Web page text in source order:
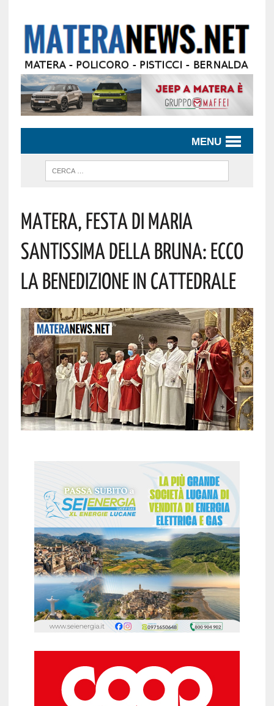
MENU
Matera, Festa Di Maria
Santissima Della Bruna: Ecco
La Benedizione In Cattedrale